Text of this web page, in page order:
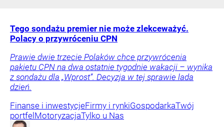
Tego sondażu premier nie może zlekceważyć.
Polacy o przywróceniu CPN
Prawie dwie trzecie Polaków chce przywrócenia
pakietu CPN na dwa ostatnie tygodnie wakacji – wynika
z sondażu dla „Wprost”. Decyzja w tej sprawie lada
dzień.
Finanse i inwestycjeFirmy i rynkiGospodarkaTwój
portfel MotoryzacjaTylko u Nas